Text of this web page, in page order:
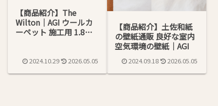
【商品紹介】The
Wilton｜AGI ウールカ
ーペット 施工用 1.8ｍ
2024.10.29 2026.05.05
【商品紹介】土佐和紙
の壁紙通販 良好な室内
空気環境の壁紙｜AGI
2024.09.18 2026.05.05